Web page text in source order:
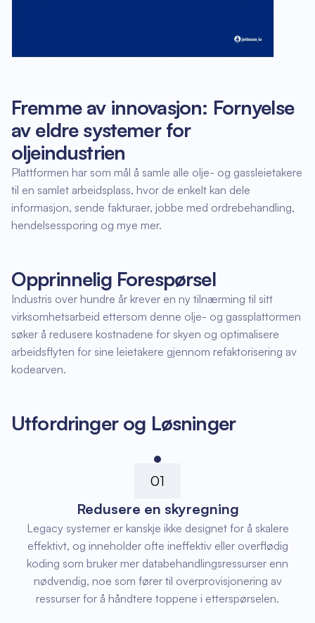
Fremme av innovasjon: Fornyelse
av eldre systemer for
oljeindustrien
Plattformen har som mål å samle alle olje- og gassleietakere
til en samlet arbeidsplass, hvor de enkelt kan dele
informasjon, sende fakturaer, jobbe med ordrebehandling,
hendelsessporing og mye mer.
Opprinnelig Forespørsel
Industris over hundre år krever en ny tilnærming til sitt
virksomhetsarbeid ettersom denne olje- og gassplattormen
søker å redusere kostnadene for skyen og optimalisere
arbeidsflyten for sine leietakere gjennom refaktorisering av
kodearven.
Utfordringer og Løsninger
01
Redusere en skyregning
Legacy systemer er kanskje ikke designet for å skalere
effektivt, og inneholder ofte ineffektiv eller overflødig
koding som bruker mer databehandlingsressurser enn
nødvendig, noe som fører til overprovisjonering av
ressurser for å håndtere toppene i etterspørselen.